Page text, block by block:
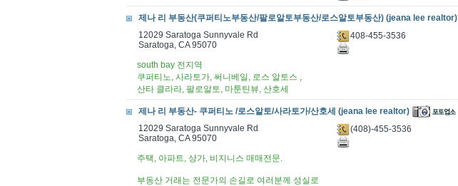
제나 리 부동산(쿠퍼티노부동산/팔로알토부동산/로스알토부동산) (jeana lee realtor)
12029 Saratoga Sunnyvale Rd
Saratoga, CA 95070
408-455-3536
south bay 전지역
쿠퍼티노, 사라토가, 써니베일, 로스 알토스 ,
산타 클라라, 팔로알토, 마툰틴뷰, 산호세
제나 리 부동산- 쿠퍼티노 /로스알토/사라토가/산호세 (jeana lee realtor)
12029 Saratoga Sunnyvale Rd
Saratoga, CA 95070
(408)-455-3536
주택, 아파트, 상가, 비지니스 매매전문.
부동산 거래는 전문가의 손길로 여러분께 성실로